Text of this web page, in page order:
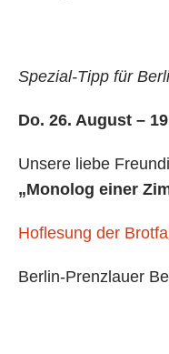
Spezial-Tipp für
Do. 26. August –
Unsere liebe
„Monolog einer
Hoflesung der
Berlin-Prenzlauer